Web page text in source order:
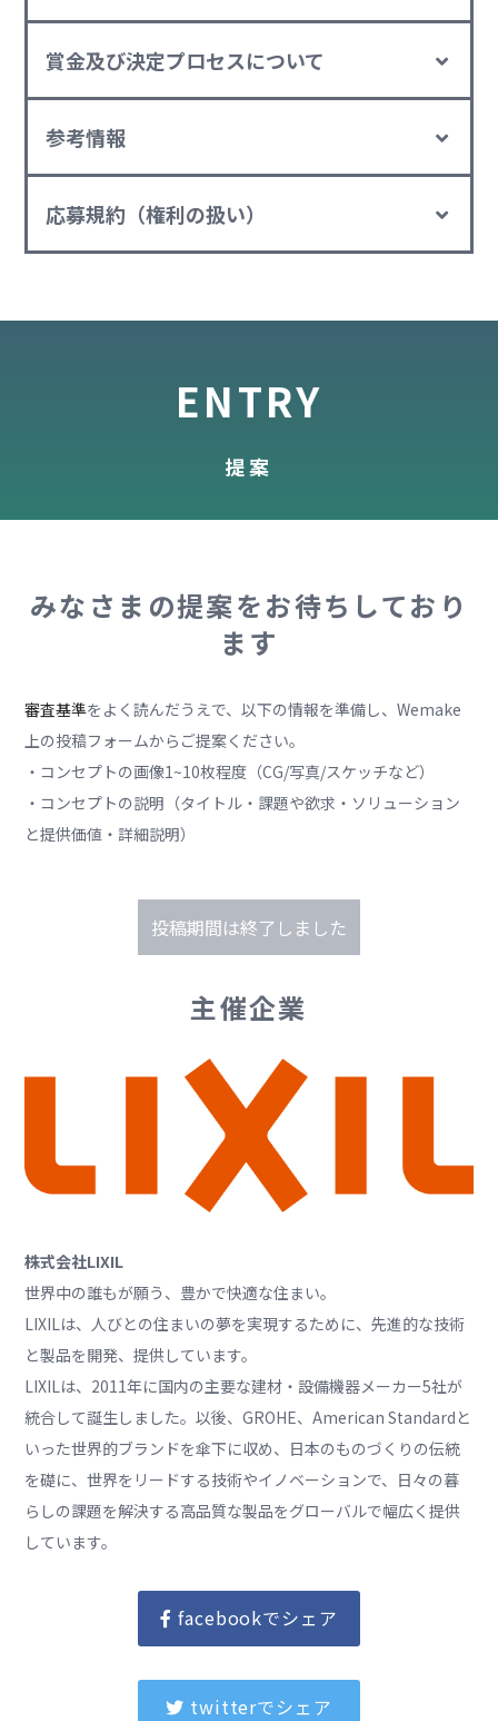
賞金及び決定プロセスについて
参考情報
応募規約（権利の扱い）
ENTRY
提案
みなさまの提案をお待ちしており
ます
審査基準をよく読んだうえで、以下の情報を準備し、Wemake
上の投稿フォームからご提案ください。
・コンセプトの画像1~10枚程度（CG/写真/スケッチなど）
・コンセプトの説明（タイトル・課題や欲求・ソリューション
と提供価値・詳細説明）
投稿期間は終了しました
主催企業
株式会社LIXIL
世界中の誰もが願う、豊かで快適な住まい。
LIXILは、人びとの住まいの夢を実現するために、先進的な技術
と製品を開発、提供しています。
LIXILは、2011年に国内の主要な建材・設備機器メーカー5社が
統合して誕生しました。以後、GROHE、American Standardと
いった世界的ブランドを傘下に収め、日本のものづくりの伝統
を礎に、世界をリードする技術やイノベーションで、日々の暮
らしの課題を解決する高品質な製品をグローバルで幅広く提供
しています。
facebookでシェア
twitterでシェア